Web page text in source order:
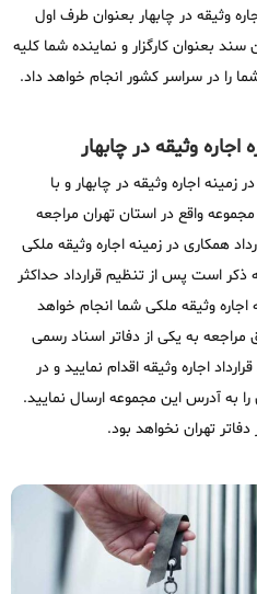
وثیقه در چابهار بعنوان طرف اول
سند بعنوان کارگزار و نماینده شما کلیه
را در سراسر کشور انجام خواهد داد.
وثیقه در چابهار
زمینه اجاره وثیقه در چابهار و با
واقع در استان تهران مراجعه
همکاری در زمینه اجاره وثیقه ملکی
ذکر است پس از تنظیم قرارداد حداکثر
به اجاره وثیقه ملکی شما انجام خواهد
به یکی از دفاتر اسناد رسمی
اجاره وثیقه اقدام نمایید و در
به آدرس این مجموعه ارسال نمایید.
تهران نخواهد بود.